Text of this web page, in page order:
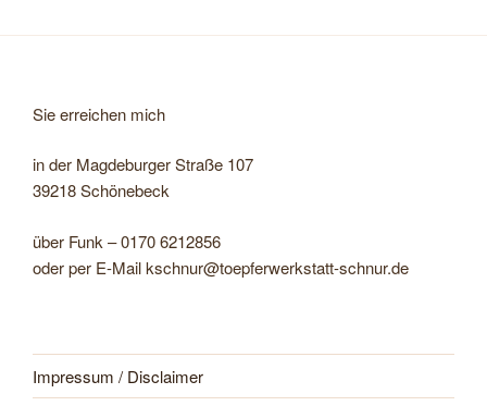
Sie erreichen mich
in der Magdeburger Straße 107
39218 Schönebeck
über Funk – 0170 6212856
oder per E-Mail kschnur@toepferwerkstatt-schnur.de
Impressum / Disclaimer